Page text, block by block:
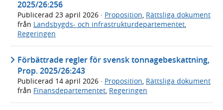
2025/26:256
Publicerad 23 april 2026 · Proposition, Rättsliga dokument
från Landsbygds- och infrastrukturdepartementet,
Regeringen
Förbättrade regler för svensk tonnagebeskattning,
Prop. 2025/26:243
Publicerad 14 april 2026 · Proposition Rättsliga dokument
från Finansdepartementet Regeringen